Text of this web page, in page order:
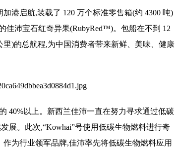
网贷平台不用还了？
港启航,装载了 120 万个标准零售箱(约 4300 吨)
佳沛宝石红奇异果(RubyRed™)。包船在不到 12
里)的总航程,为中国消费者带来新鲜、美味、健康
40%以上。新西兰佳沛一直在努力寻求通过低碳
展。此次,“Kowhai”号使用低碳生物燃料进行奇
为行业领军品牌,佳沛率先将低碳生物燃料应用